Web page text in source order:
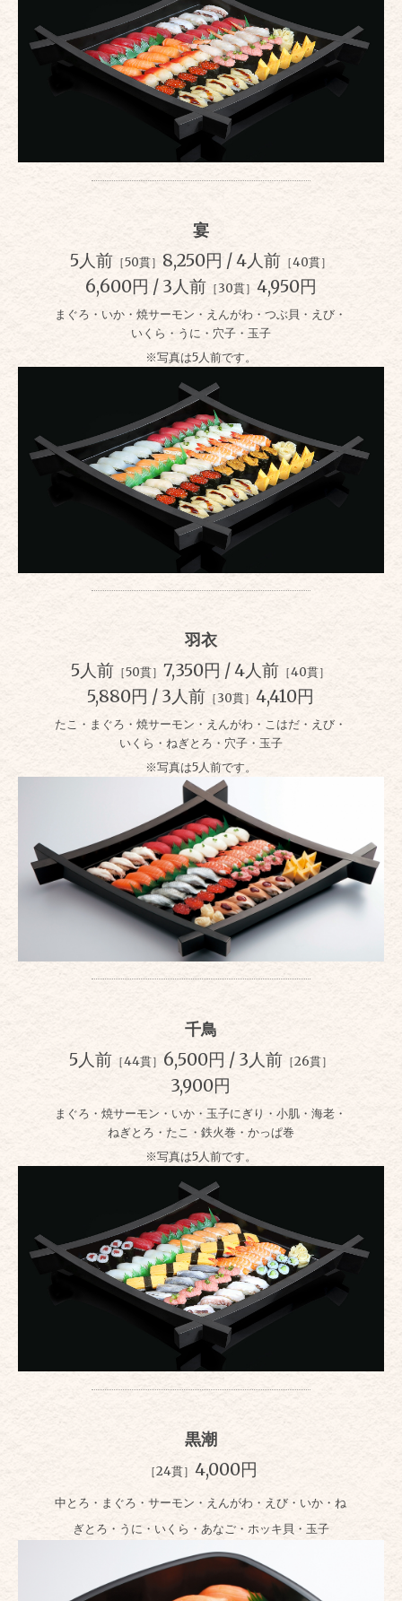
宴
5人前 ［50貫］ 8,250円 / 4人前 ［40貫］
6,600円 / 3人前 ［30貫］ 4,950円
まぐろ・いか・焼サーモン・えんがわ・つぶ貝・えび・
いくら・うに・穴子・玉子
※写真は5人前です。
羽衣
5人前 ［50貫］ 7,350円 / 4人前 ［40貫］
5,880円 / 3人前 ［30貫］4,410円
たこ・まぐろ・焼サーモン・えんがわ・こはだ・えび・
いくら・ねぎとろ・穴子・玉子
※写真は5人前です。
千鳥
5人前 ［44貫］ 6,500円 / 3人前 ［26貫］
3,900円
まぐろ・焼サーモン・いか・玉子にぎり・小肌・海老・
ねぎとろ・たこ・鉄火巻・かっぱ巻
※写真は5人前です。
黒潮
［24貫］ 4,000円
中とろ・まぐろ・サーモン・えんがわ・えび・いか・ね
ぎとろ・うに・いくら・あなご・ホッキ貝・玉子